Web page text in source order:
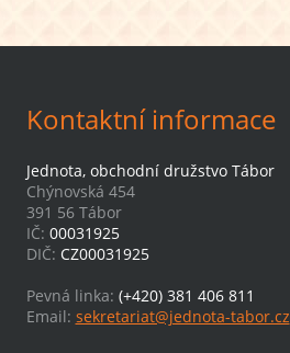
Kontaktní informace
Jednota, obchodní družstvo Tábor
Chýnovská 454
391 56 Tábor
IČ: 00031925
DIČ: CZ00031925
Pevná linka: (+420) 381 406 811
Email: sekretariat@jednota-tabor.cz